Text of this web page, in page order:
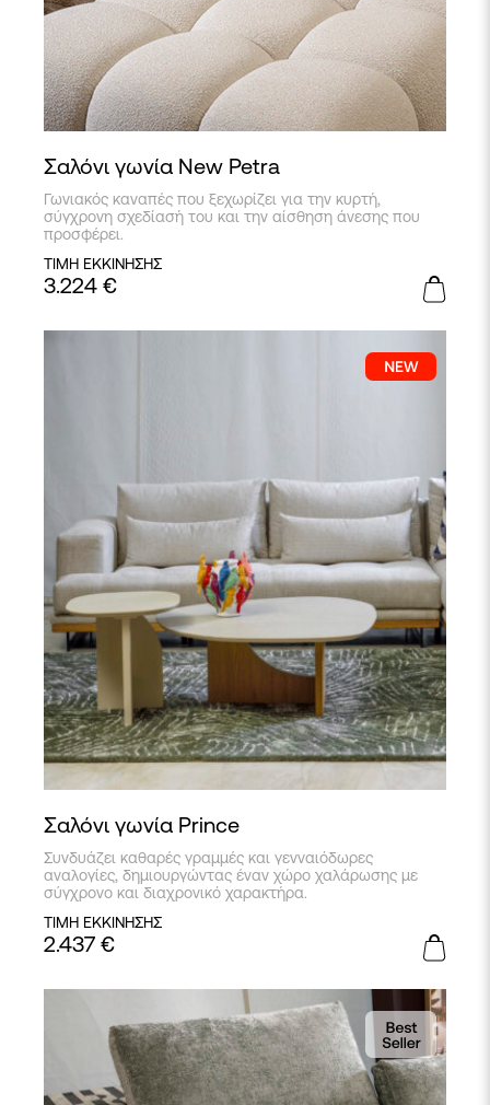
Σαλόνι γωνία New Petra
Γωνιακός καναπές που ξεχωρίζει για την κυρτή,
σύγχρονη σχεδίασή του και την αίσθηση άνεσης που
προσφέρει.
ΤΙΜΗ ΕΚΚΙΝΗΣΗΣ
3.224 €
Σαλόνι γωνία Prince
Συνδυάζει καθαρές γραμμές και γενναιόδωρες
αναλογίες, δημιουργώντας έναν χώρο χαλάρωσης με
σύγχρονο και διαχρονικό χαρακτήρα.
ΤΙΜΗ ΕΚΚΙΝΗΣΗΣ
2.437 €